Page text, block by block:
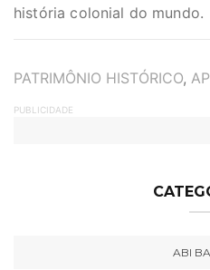
história colonial do mundo.
TAGS
PATRIMÔNIO HISTÓRICO,
PUBLICIDADE
ABI